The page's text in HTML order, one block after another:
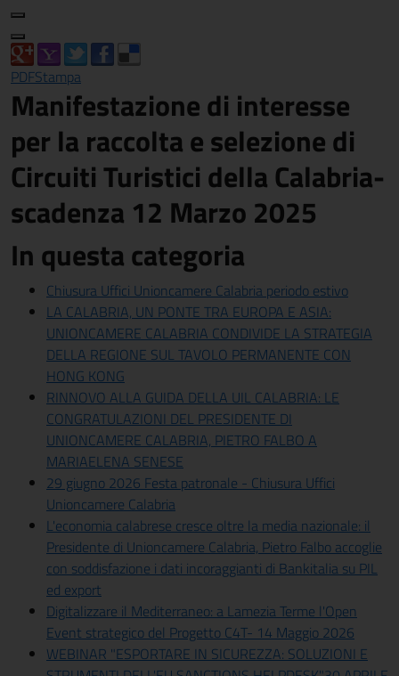
PDFStampa
Manifestazione di interesse
per la raccolta e selezione di
Circuiti Turistici della Calabria-
scadenza 12 Marzo 2025
In questa categoria
Chiusura Uffici Unioncamere Calabria periodo estivo
LA CALABRIA, UN PONTE TRA EUROPA E ASIA:
UNIONCAMERE CALABRIA CONDIVIDE LA STRATEGIA
DELLA REGIONE SUL TAVOLO PERMANENTE CON
HONG KONG
RINNOVO ALLA GUIDA DELLA UIL CALABRIA: LE
CONGRATULAZIONI DEL PRESIDENTE DI
UNIONCAMERE CALABRIA, PIETRO FALBO A
MARIAELENA SENESE
29 giugno 2026 Festa patronale - Chiusura Uffici
Unioncamere Calabria
L'economia calabrese cresce oltre la media nazionale: il
Presidente di Unioncamere Calabria, Pietro Falbo accoglie
con soddisfazione i dati incoraggianti di Bankitalia su PIL
ed export
Digitalizzare il Mediterraneo: a Lamezia Terme l'Open
Event strategico del Progetto C4T- 14 Maggio 2026
WEBINAR "ESPORTARE IN SICUREZZA: SOLUZIONI E